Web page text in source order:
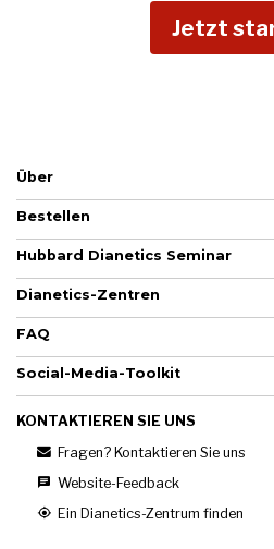
Jetzt
Über
Bestellen
Hubbard Dianetics Seminar
Dianetics-Zentren
FAQ
Social-Media-Toolkit
KONTAKTIEREN SIE UNS
Fragen? Kontaktieren Sie uns
Website-Feedback
Ein Dianetics-Zentrum finden